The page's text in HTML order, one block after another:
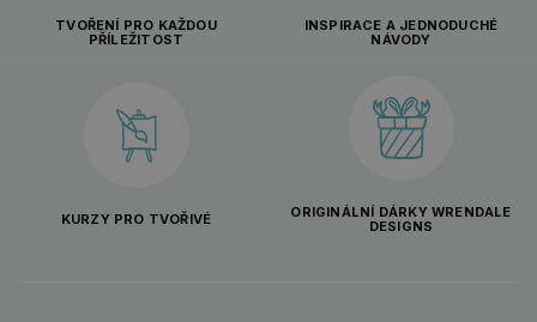
TVOŘENÍ PRO KAŽDOU
PŘÍLEŽITOST
INSPIRACE A JEDNODUCHÉ
NÁVODY
KURZY PRO TVOŘIVÉ
ORIGINÁLNÍ DÁRKY WRENDALE
DESIGNS